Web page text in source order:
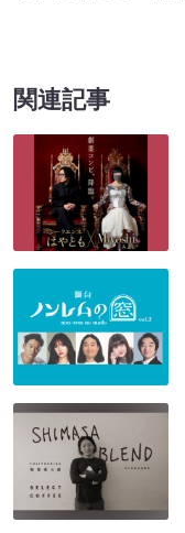
関連記事